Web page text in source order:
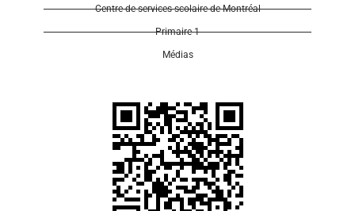
Centre de services scolaire de Montréal
Primaire 1
Médias